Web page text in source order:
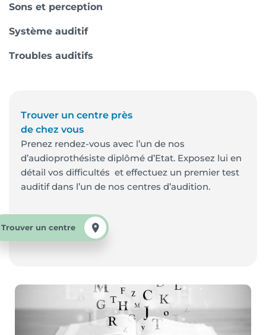
Sons et perception
Système auditif
Troubles auditifs
Trouver un centre près
de chez vous
Prenez rendez-vous avec l’un de nos
d’audioprothésiste diplômé d’Etat. Exposez lui en
détail vos difficultés et effectuez un premier test
auditif dans l’un de nos centres d’audition.
Trouver un centre